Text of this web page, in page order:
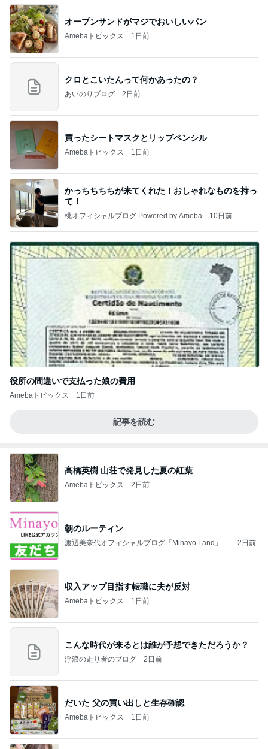
オープンサンドがマジでおいしいパン
Amebaトピックス 1日前
クロとこいたんって何かあったの？
あいのりブログ 2日前
買ったシートマスクとリップペンシル
Amebaトピックス 1日前
かっちちちちが来てくれた！おしゃれなものを持っ
て！
桃オフィシャルブログ Powered by Ameba 10日前
役所の間違いで支払った娘の費用
Amebaトピックス 1日前
記事を読む
高橋英樹 山荘で発見した夏の紅葉
Amebaトピックス 2日前
朝のルーティン
渡辺美奈代オフィシャルブログ「Minayo Land」P
2日前
収入アップ目指す転職に夫が反対
Amebaトピックス 1日前
こんな時代が来るとは誰が予想できただろうか？
浮浪の走り者のブログ 2日前
だいた 父の買い出しと生存確認
Amebaトピックス 1日前